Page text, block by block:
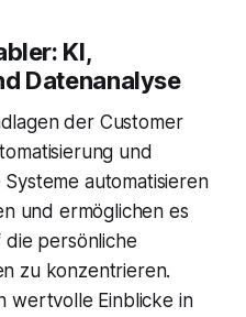
KI,
Datenanalyse
der Customer
und
automatisieren
und ermöglichen es
persönliche
zu konzentrieren.
wertvolle Einblicke in